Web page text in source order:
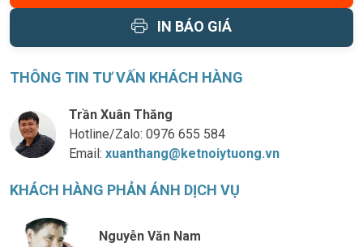
IN BÁO GIÁ
THÔNG TIN TƯ VẤN KHÁCH HÀNG
Trần Xuân Thăng
Hotline/Zalo:0976 655 584
Email:xuanthang@ketnoiytuong.vn
KHÁCH HÀNG PHẢN ÁNH DỊCH VỤ
Nguyễn Văn Nam